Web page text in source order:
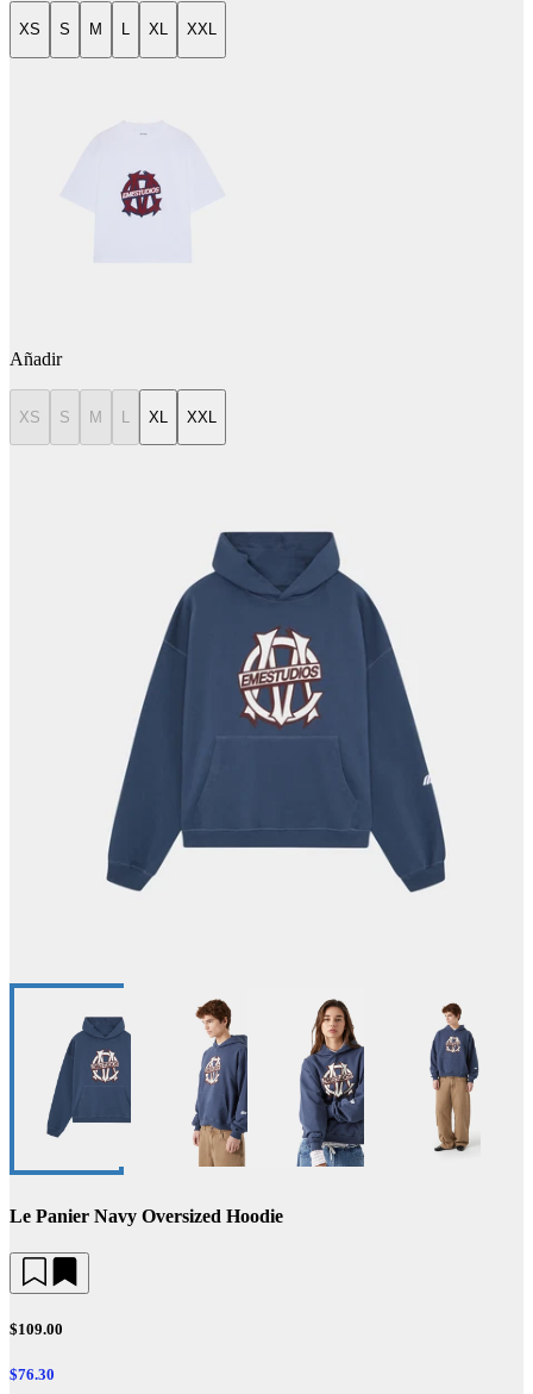
XS S M L XL XXL
Añadir
XS S M L XL XXL
Le Panier Navy Oversized Hoodie
$109.00
$76.30